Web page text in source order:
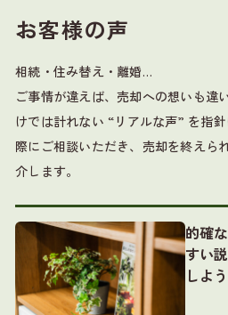
お客様の声
相続・住み替え・離婚…
ご事情が違えば、売却への想いも違
けでは計れない “リアルな声” を指針
際にご相談いただき、売却を終えら
介します。
的確
すい
しよ